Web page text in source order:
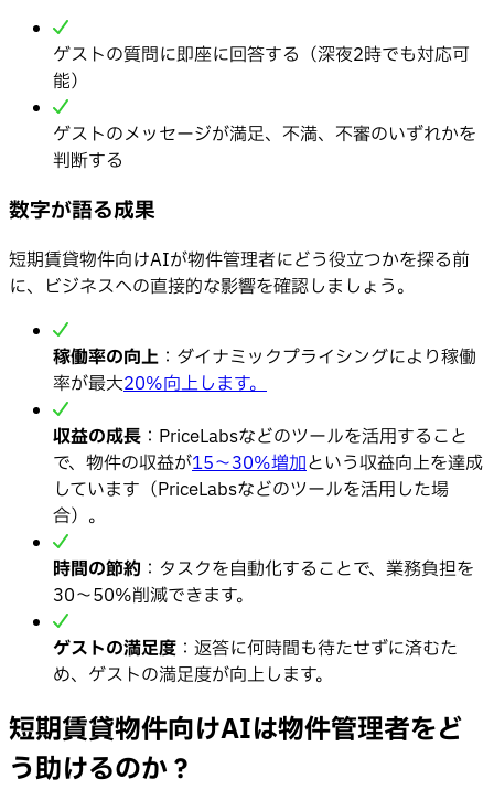
ゲストの質問に即座に回答する（深夜2時でも対応可
能）
ゲストのメッセージが満足、不満、不審のいずれかを
判断する
数字が語る成果
短期賃貸物件向けAIが物件管理者にどう役立つかを探る前
に、ビジネスへの直接的な影響を確認しましょう。
稼働率の向上 ：ダイナミックプライシングにより稼働
率が最大20%向上します。
収益の成長 ：PriceLabsなどのツールを活用すること
で、物件の収益が15〜30%増加という収益向上を達成
しています（PriceLabsなどのツールを活用した場
合）。
時間の節約 ：タスクを自動化することで、業務負担を
30〜50%削減できます。
ゲストの満足度 ：返答に何時間も待たせずに済むた
め、ゲストの満足度が向上します。
短期賃貸物件向けAIは物件管理者をど
う助けるのか？